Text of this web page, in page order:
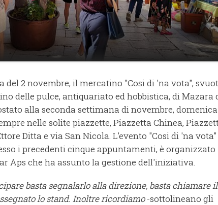
del 2 novembre, il mercatino "Cosi di 'na vota",
delle pulce, antiquariato ed hobbistica, di Mazara
alla seconda settimana di novembre, domenica
nelle solite piazzette, Piazzetta Chinea,
Ditta e via San Nicola. L'evento "Cosi di 'na vota"
i precedenti cinque appuntamenti, è organizzato
Aps che ha assunto la gestione dell'iniziativa.
basta segnalarlo alla direzione, basta chiamare il
lo stand. Inoltre ricordiamo-sottolineano gli